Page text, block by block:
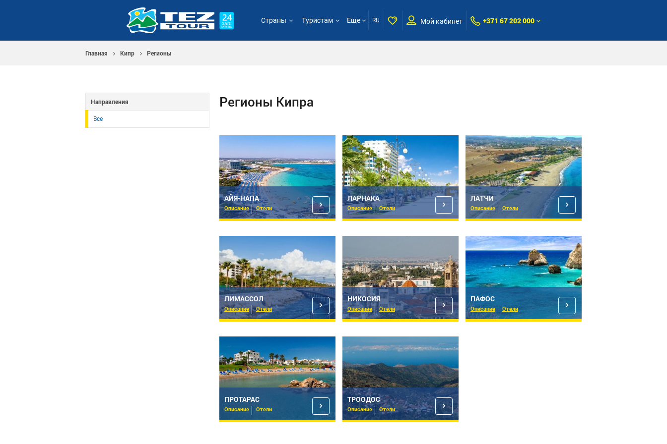
Страны Туристам Еще RU Мой кабинет +371 67 202 000
Главная Кипр Регионы
Направления
Все
Регионы Кипрa
АЙЯ-НАПА
Описание Отели
ЛАРНАКА
Описание Отели
ЛАТЧИ
Описание Отели
ЛИМАССОЛ
Описание Отели
НИКОСИЯ
Описание Отели
ПАФОС
Описание Отели
ПРОТАРАС
Описание Отели
ТРООДОС
Описание Отели